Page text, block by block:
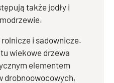
także jodły i
i sadownicze.
wiekowe drzewa
elementem
drobnoowocowych,